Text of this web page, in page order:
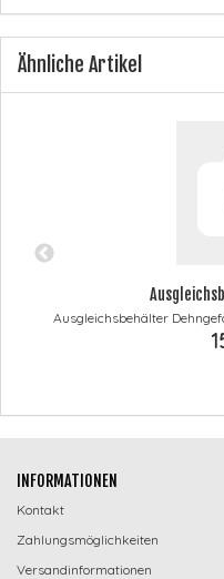
Ähnliche Artikel
Ausgleichsbehälter
INFORMATIONEN
Kontakt
Zahlungsmöglichkeiten
Versandinformationen